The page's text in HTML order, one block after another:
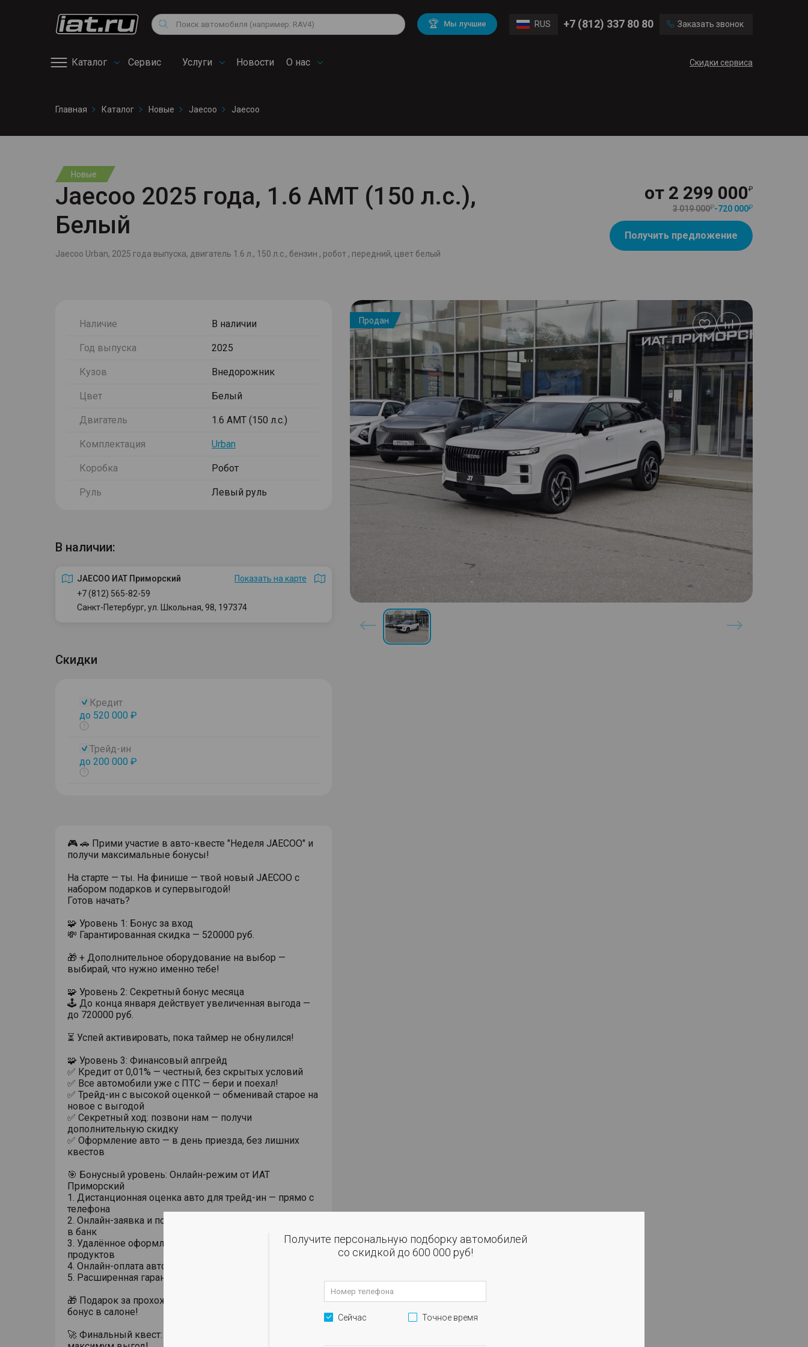
Поиск 🏆 Мы лучшие RUS +7 (812) 337 80 80 Заказать звонок
Каталог Сервис
сервис
Услуги Новости О нас Скидки сервиса
Снегоходы
Квадроциклы
Volkswagen
Mitsubishi BMW
Audi
Chevrolet Mercedes Benz
Главная Каталог Новые Jaecoo Jaecoo
Новые
Jaecoo 2025 года, 1.6 AMT (150 л.с.),
Белый
Jaecoo Urban, 2025 года выпуска, двигатель 1.6 л., 150 л.с., бензин , робот , передний, цвет белый
от 2 299 000
3 019 000 -720 000
Получить предложение
Наличие В наличии
Год выпуска 2025
Кузов Внедорожник
Цвет Белый
Двигатель 1.6 AMT (150 л.с.)
Комплектация Urban
Коробка Робот
Руль Левый руль
В наличии:
JAECOO ИАТ Приморский
Показать на карте
+7 (812) 565-82-59
Санкт-Петербург, ул. Школьная, 98, 197374
Скидки
Кредит
до 520 000 ₽
Показать
Трейд-ин
до 200 000 ₽
Показать
🎮 🚗 Прими участие в авто-квесте "Неделя JAECOO" и
получи максимальные бонусы!
На старте — ты. На финише — твой новый JAECOO с
набором подарков и супервыгодой!
Готов начать?
🧩 Уровень 1: Бонус за вход
💸 Гарантированная скидка — 520000 руб.
🎁 + Дополнительное оборудование на выбор —
выбирай, что нужно именно тебе!
🧩 Уровень 2: Секретный бонус месяца
🕹️ До конца января действует увеличенная выгода —
до 720000 руб.
⏳ Успей активировать, пока таймер не обнулился!
🧩 Уровень 3: Финансовый апгрейд
✅ Кредит от 0,01% — честный, без скрытых условий
✅ Все автомобили уже с ПТС — бери и поехал!
✅ Трейд-ин с высокой оценкой — обменивай старое на
новое с выгодой
✅ Секретный ход: позвони нам — получи
дополнительную скидку
✅ Оформление авто — в день приезда, без лишних
квестов
🎯 Бонусный уровень: Онлайн-режим от ИАТ
Приморский
1. Дистанционная оценка авто для трейд-ин — прямо с
телефона
2. Онлайн-заявка и подписание кредита — без визитов
в банк
3. Удалённое оформление страховки и банковских
продуктов
4. Онлайн-оплата автомобиля — быстро и удобно
5. Расширенная гарантия на авто — +100 к защите
🎁 Подарок за прохождение тест-драйва — активируй
бонус в салоне!
🚀 Финальный квест: Свяжись с нами и получи
Продан
Добавить
в
избранное
Получите персональную подборку автомобилей
со скидкой до 600 000 руб!
Сейчас Точное время